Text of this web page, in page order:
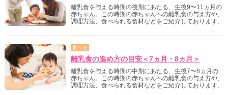
離乳食を与える時期の後期にあたる、生後9〜11ヵ月の
赤ちゃん。この時期の赤ちゃんへの離乳食の与え方や、
調理方法、食べられる食材などをご紹介しております。
食べる
離乳食の進め方の目安＜7ヵ月・8ヵ月＞
離乳食を与える時期の中期にあたる、生後7〜8ヵ月の
赤ちゃん。この時期の赤ちゃんへの離乳食の与え方や、
調理方法、食べられる食材などをご紹介しております。